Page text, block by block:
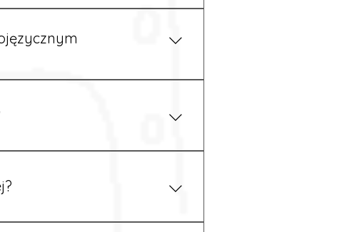
pewność, że wszystkie
pobliżu zakładu pracy.
prawem. Dzięki temu